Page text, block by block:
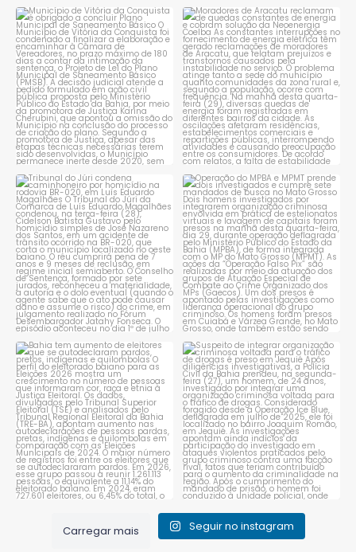
Município de Vitória da
Conquista é obrigado a...
1 0
Moradores de Aracatu
reclamam de quedas
constantes ...
1 0
Tribunal do Júri condena
caminhoneiro por...
1 0
Operação do MPBA e MPMT
prende dois investigados e...
1 0
Bahia tem aumento de eleitores
que se autodeclaram...
1 0
Suspeito de integrar
organização criminosa
voltada...
1 0
Carregar mais Seguir no instagram